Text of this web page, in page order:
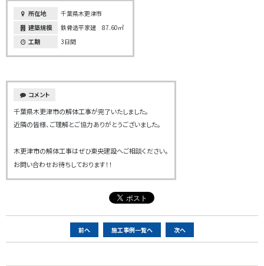
所在地
千葉県木更津市
建築規模
鉄骨造平家建 87.60㎡
工期
3日間
コメント
千葉県木更津市の解体工事が完了いたしました。
近隣の皆様、ご理解とご協力ありがとうございました。
木更津市の解体工事はぜひ東央建設へご相談ください。
お問い合わせお待ちしております！！
ー
前へ 施工事例一覧へ 次へ